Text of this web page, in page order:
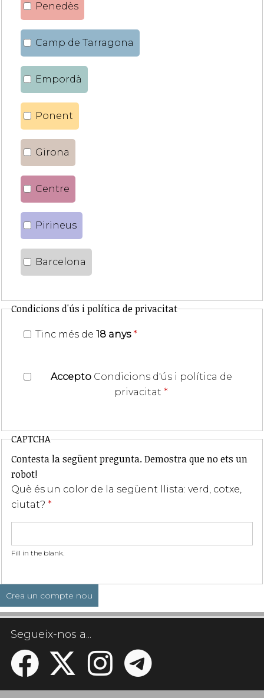
Penedès
Camp de Tarragona
Empordà
Ponent
Girona
Centre
Pirineus
Barcelona
Condicions d'ús i política de privacitat
Tinc més de 18 anys *
Accepto Condicions d'ús i política de
privacitat *
CAPTCHA
Contesta la següent pregunta. Demostra que no ets un
robot!
Què és un color de la següent llista: verd, cotxe,
ciutat? *
Fill in the blank.
Segueix-nos a...